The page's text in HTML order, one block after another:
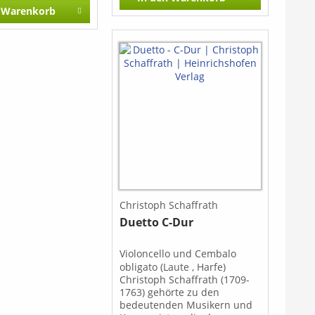
bereit.
überschreitet
Warenkorb
Philipp Telemann: - Fuge und
Christoph Schaffrath
Duetto C-Dur
Violoncello und Cembalo
obligato (Laute , Harfe)
Christoph Schaffrath (1709-
1763) gehörte zu den
bedeutenden Musikern und